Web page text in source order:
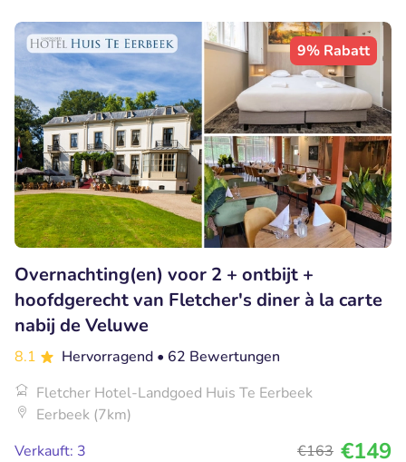
9% Rabatt
Overnachting(en) voor 2 + ontbijt +
hoofdgerecht van Fletcher's diner à la carte
nabij de Veluwe
8.1 Hervorragend • 62 Bewertungen
Fletcher Hotel-Landgoed Huis Te Eerbeek
Eerbeek (7km)
Verkauft: 3
€163 €149